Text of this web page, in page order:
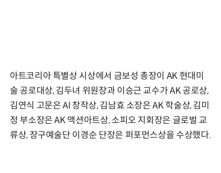
아트코리아 특별상 시상에서 금보성 총장이 AK 현대미
술 공로대상, 김두녀 위원장과 이승근 교수가 AK 공로상,
김연식 고문은 AI 창작상, 김남효 소장은 AK 학술상, 김미
정 부소장은 AK 액션아트상, 소피오 지회장은 글로벌 교
류상, 장구예술단 이경순 단장은 퍼포먼스상을 수상했다.